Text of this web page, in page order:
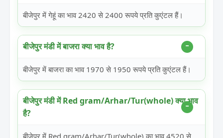
बीजेपुर में गेहूं का भाव 2420 से 2400 रूपये प्रति कुएंटल हैं।
बीजेपुर मंडी में बाजरा क्या भाव है?
बीजेपुर में बाजरा का भाव 1970 से 1950 रूपये प्रति कुएंटल हैं।
बीजेपुर मंडी में Red gram/Arhar/Tur(whole) क्या भाव
है?
बीजेपुर में Red gram/Arhar/Tur(whole) का भाव 4520 से